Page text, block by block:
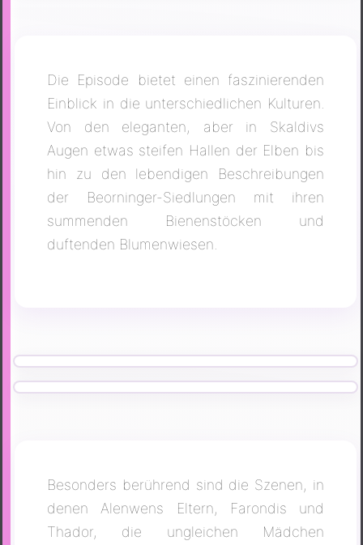
Die Episode bietet einen faszinierenden
Einblick in die unterschiedlichen Kulturen.
Von den eleganten, aber in Skaldivs
Augen etwas steifen Hallen der Elben bis
hin zu den lebendigen Beschreibungen
der Beorninger-Siedlungen mit ihren
summenden Bienenstöcken und
duftenden Blumenwiesen.
Besonders berührend sind die Szenen, in
denen Alenwens Eltern, Farondis und
Thador, die ungleichen Mädchen